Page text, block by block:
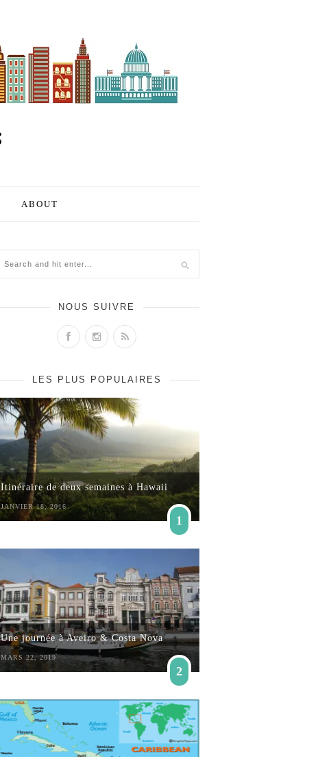
ABOUT
NOUS SUIVRE
LES PLUS POPULAIRES
Itinéraire de deux semaines à Hawaii
JANVIER 18, 2016
1
Une journée à Aveiro & Costa Nova
MARS 22, 2019
2